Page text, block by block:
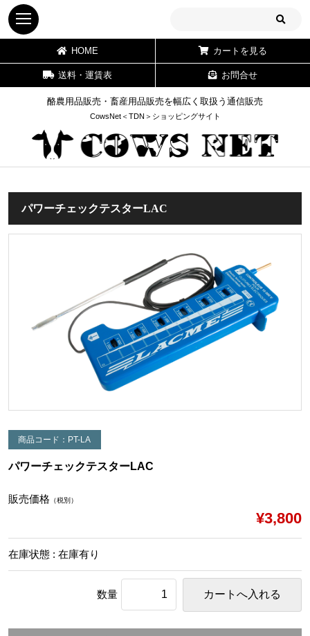
酪農用品販売・畜産用品販売を幅広く取扱う通信販売
CowsNet＜TDN＞ショッピングサイト
HOME カートを見る
送料・運賃表 お問合せ
パワーチェックテスターLAC
商品コード：PT-LA
パワーチェックテスターLAC
販売価格 （税別）
¥3,800
在庫状態 : 在庫有り
数量